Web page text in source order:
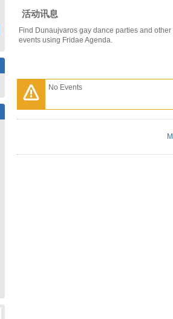
活动讯息
Find Dunaujvaros gay dance parties and
events using Fridae Agenda.
No Events